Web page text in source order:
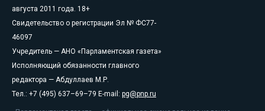
августа 2011 года. 18+
Свидетельство о регистрации Эл № ФС77-
46097
Учредитель — АНО «Парламентская газета»
Исполняющий обязанности главного
редактора — Абдуллаев М.Р.
Тел.: +7 (495) 637–69–79 E-mail: pg@pnp.ru